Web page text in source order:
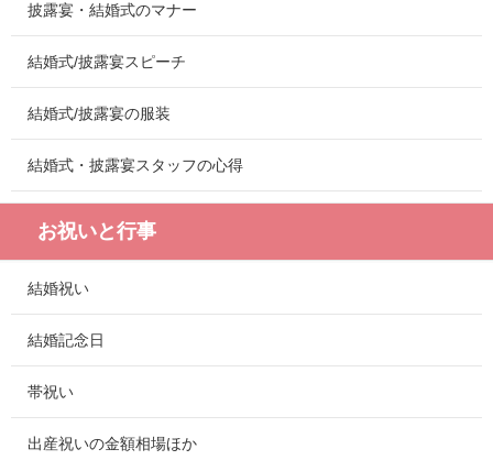
披露宴・結婚式のマナー
結婚式/披露宴スピーチ
結婚式/披露宴の服装
結婚式・披露宴スタッフの心得
お祝いと行事
結婚祝い
結婚記念日
帯祝い
出産祝いの金額相場ほか